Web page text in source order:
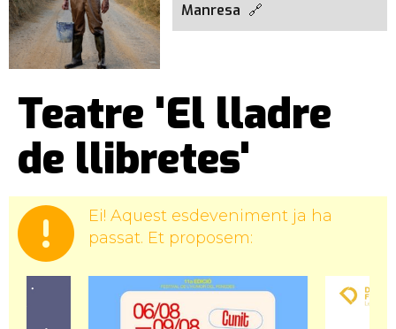
Manresa
Teatre 'El lladre
de llibretes'
Ei! Aquest esdeveniment ja ha
passat. Et proposem: